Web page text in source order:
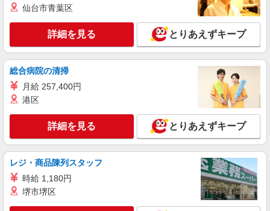
キープ 詳細を見る
派遣社員
株式会社kotrio /●HR-H-1991474
楽々園＊グループホームSTAFF＊生活のサポ
時給1350円〜1937円 ＜日払い有/週払い有/交
通費全支給(ガソリン代含む)＞
広島市佐伯区
キープ 詳細を見る
仙台市青葉区
詳細を見る とりあえずキープ
総合病院の清掃
月給 257,400円
港区
詳細を見る とりあえずキープ
レジ・商品陳列スタッフ
時給 1,180円
堺市堺区